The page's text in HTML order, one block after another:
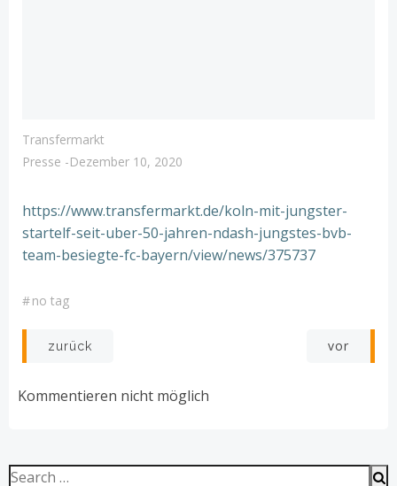
Transfermarkt
Presse -Dezember 10, 2020
https://www.transfermarkt.de/koln-mit-jungster-
startelf-seit-uber-50-jahren-ndash-jungstes-bvb-
team-besiegte-fc-bayern/view/news/375737
#no tag
Post
navigation
zurück
navigation
vor
Kommentieren nicht möglich
Search